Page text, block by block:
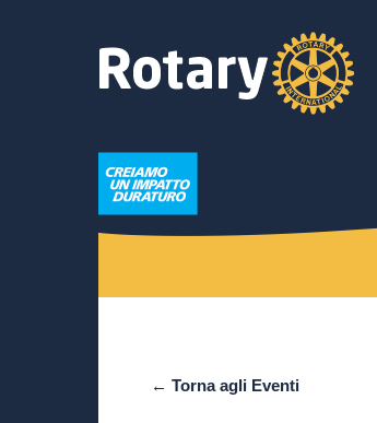
← Torna agli Eventi